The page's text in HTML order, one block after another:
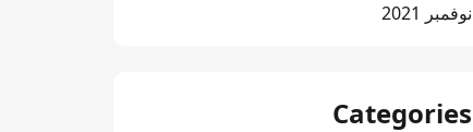
نوفمبر 2021
Categories